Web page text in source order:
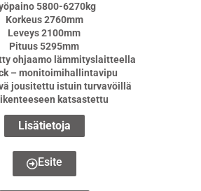
5800-6270kg
Korkeus 2760mm
Leveys 2100mm
Pituus 5295mm
ohjaamo lämmityslaitteella
– monitoimihallintavipu
jousitettu istuin turvavöillä
katsastettu
Lisätietoja
Esite